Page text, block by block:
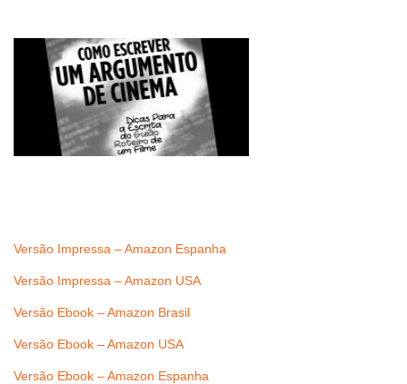
Versão Impressa – Amazon Espanha
Versão Impressa – Amazon USA
Versão Ebook – Amazon Brasil
Versão Ebook – Amazon USA
Versão Ebook – Amazon Espanha